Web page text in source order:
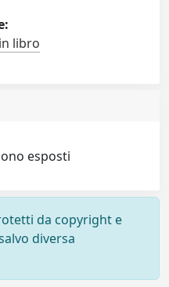
libro
esposti
da copyright e
diversa